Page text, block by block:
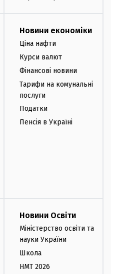
Новини економіки
Ціна нафти
Курси валют
Фінансові новини
Тарифи на комунальні
послуги
Податки
Пенсія в Україні
Новини Освіти
Міністерство освіти та
науки України
Школа
НМТ 2026